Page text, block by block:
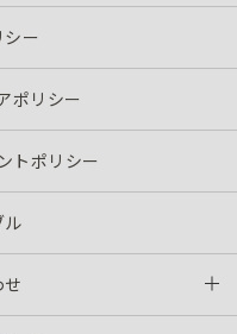
ー
ポリシー
トポリシー
ル